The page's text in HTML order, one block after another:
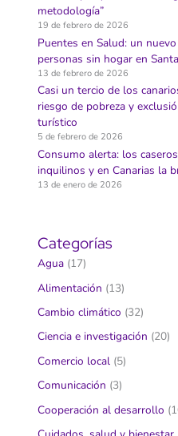
metodología”
19 de febrero de 2026
Puentes en Salud: un
personas sin hogar en
13 de febrero de 2026
Casi un tercio de los
riesgo de pobreza y
turístico
5 de febrero de 2026
Consumo alerta: los
inquilinos y en Canarias la
13 de enero de 2026
Categorías
Agua (17)
Alimentación (13)
Cambio climático (32)
Ciencia e investigación (20)
Comercio local (5)
Comunicación (3)
Cooperación al desarrollo